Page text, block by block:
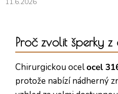
11.6.2026
Proč zvolit šperky
Chirurgickou ocelocel
protože nabízí nádherný